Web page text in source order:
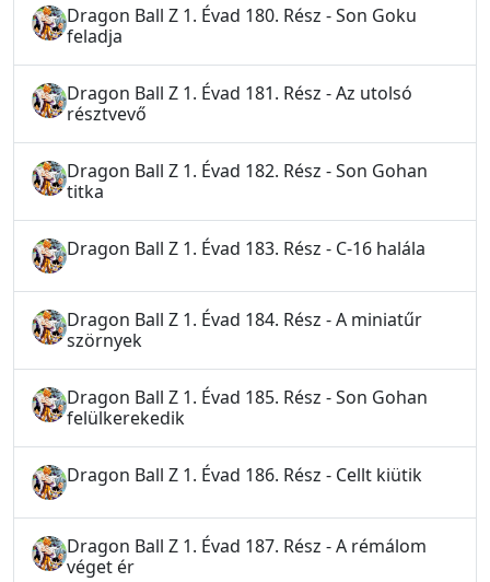
Dragon Ball Z 1. Évad 180. Rész - Son Goku
feladja
Dragon Ball Z 1. Évad 181. Rész - Az utolsó
résztvevő
Dragon Ball Z 1. Évad 182. Rész - Son Gohan
titka
Dragon Ball Z 1. Évad 183. Rész - C-16 halála
Dragon Ball Z 1. Évad 184. Rész - A miniatűr
szörnyek
Dragon Ball Z 1. Évad 185. Rész - Son Gohan
felülkerekedik
Dragon Ball Z 1. Évad 186. Rész - Cellt kiütik
Dragon Ball Z 1. Évad 187. Rész - A rémálom
véget ér